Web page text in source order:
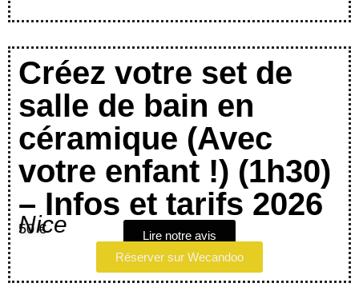
Créez votre set de
salle de bain en
céramique (Avec
votre enfant !) (1h30)
– Infos et tarifs 2026
Nice
50 €
Lire notre avis
Réserver sur Wecandoo